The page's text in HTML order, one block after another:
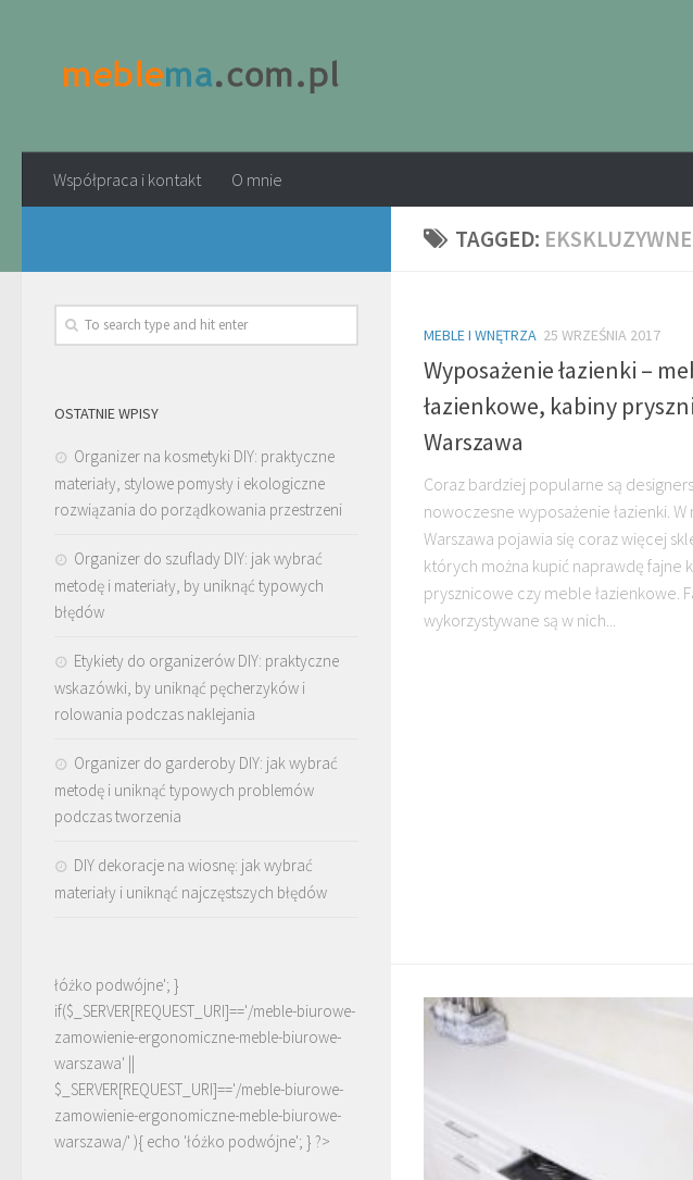
Współpraca i kontakt O mnie
TAGGED:
MEBLE I WNĘTRZA 25 WRZEŚNIA 2017
Wyposażenie łazienki –
łazienkowe, kabiny
Warszawa
Coraz bardziej popularne są
nowoczesne wyposażenie łazienki. W
Warszawa pojawia się coraz więcej
których można kupić naprawdę fajne
prysznicowe czy meble łazienkowe.
wykorzystywane są w nich...
OSTATNIE WPISY
Organizer na kosmetyki DIY: praktyczne
materiały, stylowe pomysły i ekologiczne
rozwiązania do porządkowania przestrzeni
Organizer do szuflady DIY: jak wybrać
metodę i materiały, by uniknąć typowych
błędów
Etykiety do organizerów DIY: praktyczne
wskazówki, by uniknąć pęcherzyków i
rolowania podczas naklejania
Organizer do garderoby DIY: jak wybrać
metodę i uniknąć typowych problemów
podczas tworzenia
DIY dekoracje na wiosnę: jak wybrać
materiały i uniknąć najczęstszych błędów
łóżko podwójne'; }
if($_SERVER[REQUEST_URI]=='/meble-biurowe-
zamowienie-ergonomiczne-meble-biurowe-
warszawa' ||
$_SERVER[REQUEST_URI]=='/meble-biurowe-
zamowienie-ergonomiczne-meble-biurowe-
warszawa/' ){ echo 'łóżko podwójne'; } ?>